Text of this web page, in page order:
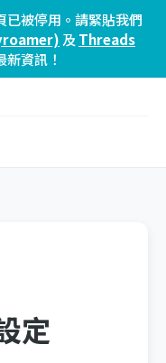
被停用。請緊貼我們
及 Threads
新資訊！
定